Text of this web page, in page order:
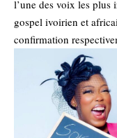
l’une des voix les plus
gospel ivoirien et
confirmation